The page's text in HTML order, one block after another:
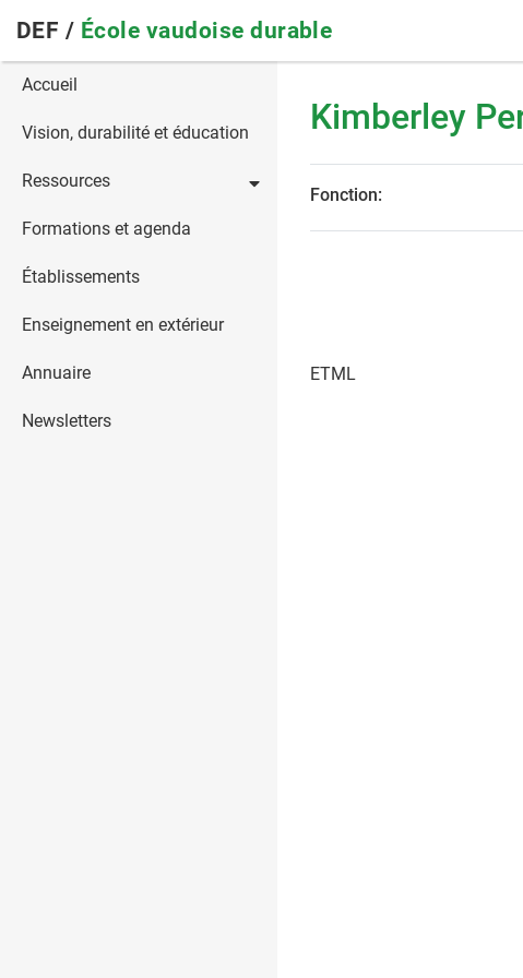
main
navigation
DEF / École vaudoise durable
Main
navigation
Accueil
Vision, durabilité et éducation
Ressources
Formations et agenda
Établissements
Enseignement en extérieur
Annuaire
Newsletters
Kimberley
Fonction:
ETML